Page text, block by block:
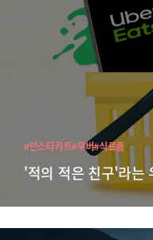
'적의 적은 친구'라는
#인스타카트#우버#식료품